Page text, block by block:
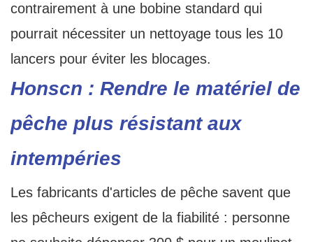
contrairement à une bobine standard qui
pourrait nécessiter un nettoyage tous les 10
lancers pour éviter les blocages.
Honscn : Rendre le matériel de
pêche plus résistant aux
intempéries
Les fabricants d'articles de pêche savent que
les pêcheurs exigent de la fiabilité : personne